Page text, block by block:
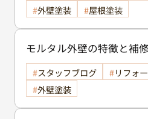
外壁塗装
屋根塗装
モルタル外壁の特徴と補
ス方法を徹底解説！/外壁
スタッフブログ
リフォ
外壁塗装